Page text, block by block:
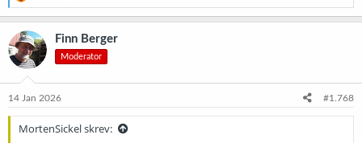
e
a
k
s
j
o
e
Finn Berger
Moderator
14 Jan 2026 #1.768
MortenSickel skrev: